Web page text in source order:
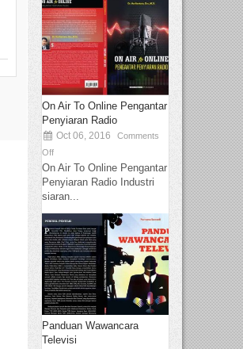
On Air To Online Pengantar
Penyiaran Radio
Oct 06, 2016
Comments
Off
On Air To Online Pengantar
Penyiaran Radio Industri
siaran...
Panduan Wawancara
Televisi